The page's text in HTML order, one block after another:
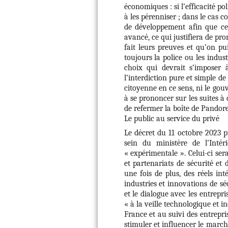
économiques : si l’efficacité
à les pérenniser ; dans le cas
de développement afin que
avancé, ce qui justifiera de
fait leurs preuves et qu’on
toujours la police ou les
choix qui devrait s’imposer
l’interdiction pure et simple de
citoyenne en ce sens, ni le
à se prononcer sur les suites
de refermer la boîte de
Le public au service du privé
Le décret du 11 octobre 2023
sein du ministère de
« expérimentale ». Celui-ci
et partenariats de sécurité et
une fois de plus, des réels
industries et innovations de
et le dialogue avec les
« à la veille technologique et
France et au suivi des
stimuler et influencer le